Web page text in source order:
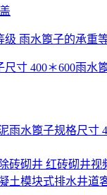
级 雨水篦子的承重
寸 400＊600雨水
雨水篦子规格尺寸
砖砌井 红砖砌井视
土模块式排水井道